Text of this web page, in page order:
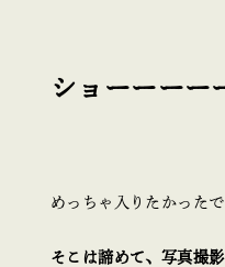
ショーーーー
めっちゃ入りたかったで
そこは諦めて、写真撮